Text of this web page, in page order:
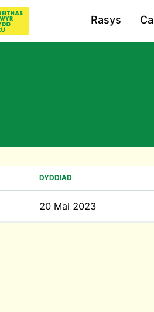
Rasys
DYDDIAD
20 Mai 2023